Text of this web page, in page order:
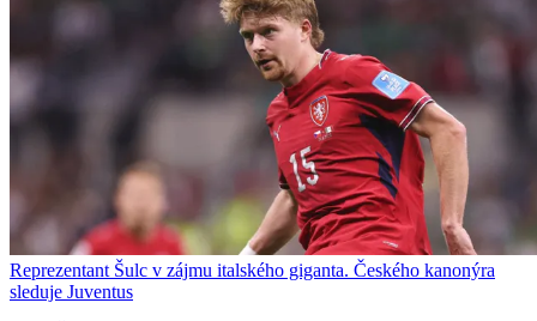
Reprezentant Šulc v zájmu italského giganta. Českého kanonýra
sleduje Juventus